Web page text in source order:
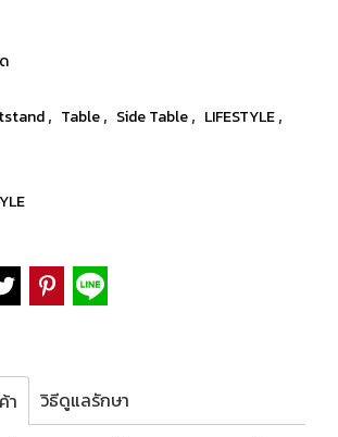
, Table, Side Table, LIFESTYLE,
า วิธีดูแลรักษา